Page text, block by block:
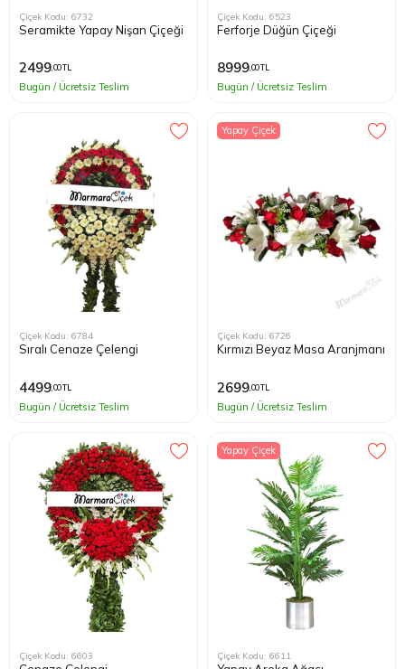
Çiçek Kodu: 6732
Seramikte Yapay Nişan Çiçeği
2499,00 TL
Bugün / Ücretsiz Teslim
Çiçek Kodu: 6523
Ferforje Düğün Çiçeği
8999,00 TL
Bugün / Ücretsiz Teslim
Çiçek Kodu: 6784
Sıralı Cenaze Çelengi
4499,00 TL
Bugün / Ücretsiz Teslim
Yapay Çiçek
Çiçek Kodu: 6726
Kırmızı Beyaz Masa Aranjmanı
2699,00 TL
Bugün / Ücretsiz Teslim
Çiçek Kodu: 6603
Yapay Çiçek
Çiçek Kodu: 6611